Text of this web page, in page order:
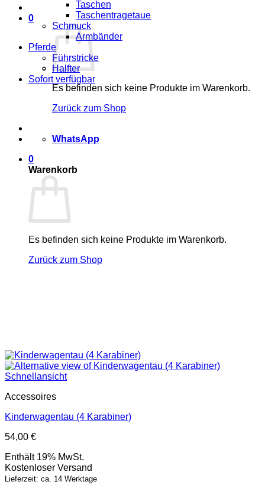
0
Es befinden sich keine Produkte im Warenkorb.
Zurück zum Shop
WhatsApp
0
Warenkorb
Es befinden sich keine Produkte im Warenkorb.
Zurück zum Shop
Taschen
Taschentragetaue
Schmuck
Armbänder
Pferde
Führstricke
Halfter
Sofort verfügbar
Schnellansicht
Accessoires
Kinderwagentau (4 Karabiner)
54,00 €
Enthält 19% MwSt.
Kostenloser Versand
Lieferzeit: ca. 14 Werktage